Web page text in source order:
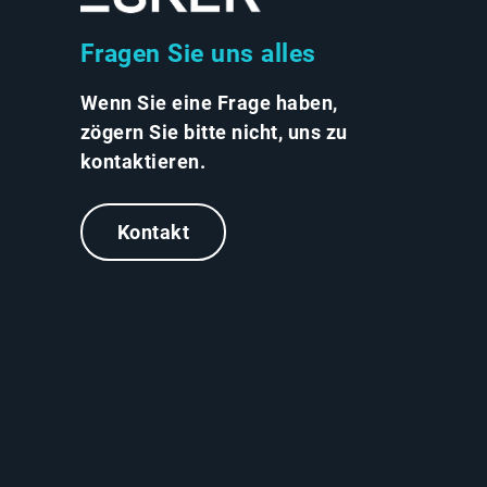
Fragen Sie uns alles
Wenn Sie eine Frage haben,
zögern Sie bitte nicht, uns zu
kontaktieren.
Kontakt